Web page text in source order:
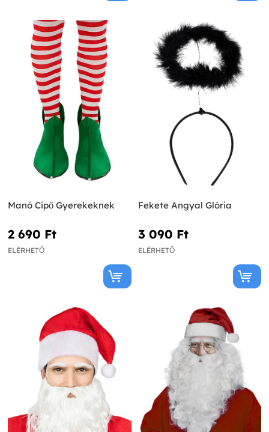
Manó Cipő Gyerekeknek
2 690 Ft‎
ELÉRHETŐ
Fekete Angyal Glória
3 090 Ft‎
ELÉRHETŐ